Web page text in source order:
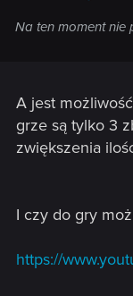
Na ten moment nie
A jest
grze są tylko 3
zwiększenia
I czy do gry
https://